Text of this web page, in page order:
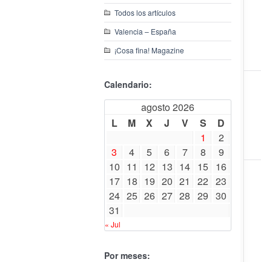
Todos los artículos
Valencia – España
¡Cosa fina! Magazine
Calendario:
agosto 2026
L
M X J V S
D
1
2
3
4 5 6 7 8
9
10 11 12 13 14 15 16
17 18 19 20 21 22 23
24 25 26 27 28 29 30
31
« Jul
Por meses: